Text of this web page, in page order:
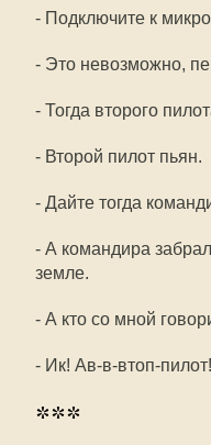
- Подключите к
- Это невозможно,
- Тогда второго
- Второй пилот пьян.
- Дайте тогда
- А командира
земле.
- А кто со мной
- Ик! Ав-в-втоп-пилот!
***